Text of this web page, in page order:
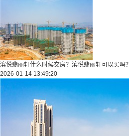
滨悦翡丽轩什么时候交房？滨悦翡丽轩可以买吗？
2026-01-14 13:49:20